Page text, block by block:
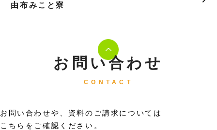
由布みこと寮
お問い合わせ
CONTACT
お問い合わせや、資料のご請求については
こちらをご確認ください。